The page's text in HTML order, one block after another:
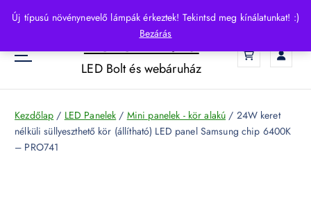
Új típusú növénynevelő lámpák érkeztek! Tekintsd meg kínálatunkat! :)
Bezárás
p
o
HelloLED.hu
LED Bolt és webáruház
Kezdőlap / LED Panelek / Mini panelek - kör alakú / 24W keret
nélküli süllyeszthető kör (állítható) LED panel Samsung chip 6400K
– PRO741